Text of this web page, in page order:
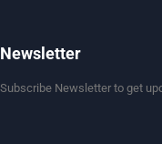
Newsletter
Subscribe Newsletter to get